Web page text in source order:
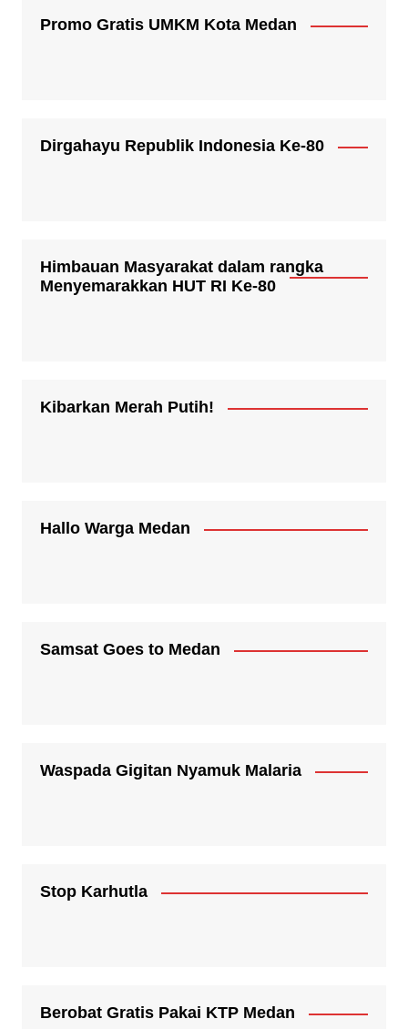
Promo Gratis UMKM Kota Medan
Dirgahayu Republik Indonesia Ke-80
Himbauan Masyarakat dalam rangka
Menyemarakkan HUT RI Ke-80
Kibarkan Merah Putih!
Hallo Warga Medan
Samsat Goes to Medan
Waspada Gigitan Nyamuk Malaria
Stop Karhutla
Berobat Gratis Pakai KTP Medan